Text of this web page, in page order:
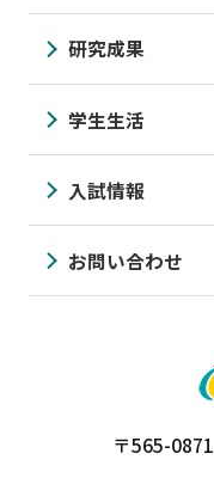
〒565-0871
研究成果
学生生活
入試情報
お問い合わせ